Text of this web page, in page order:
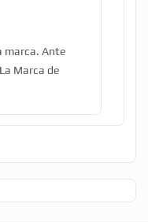
marca. Ante
Marca de